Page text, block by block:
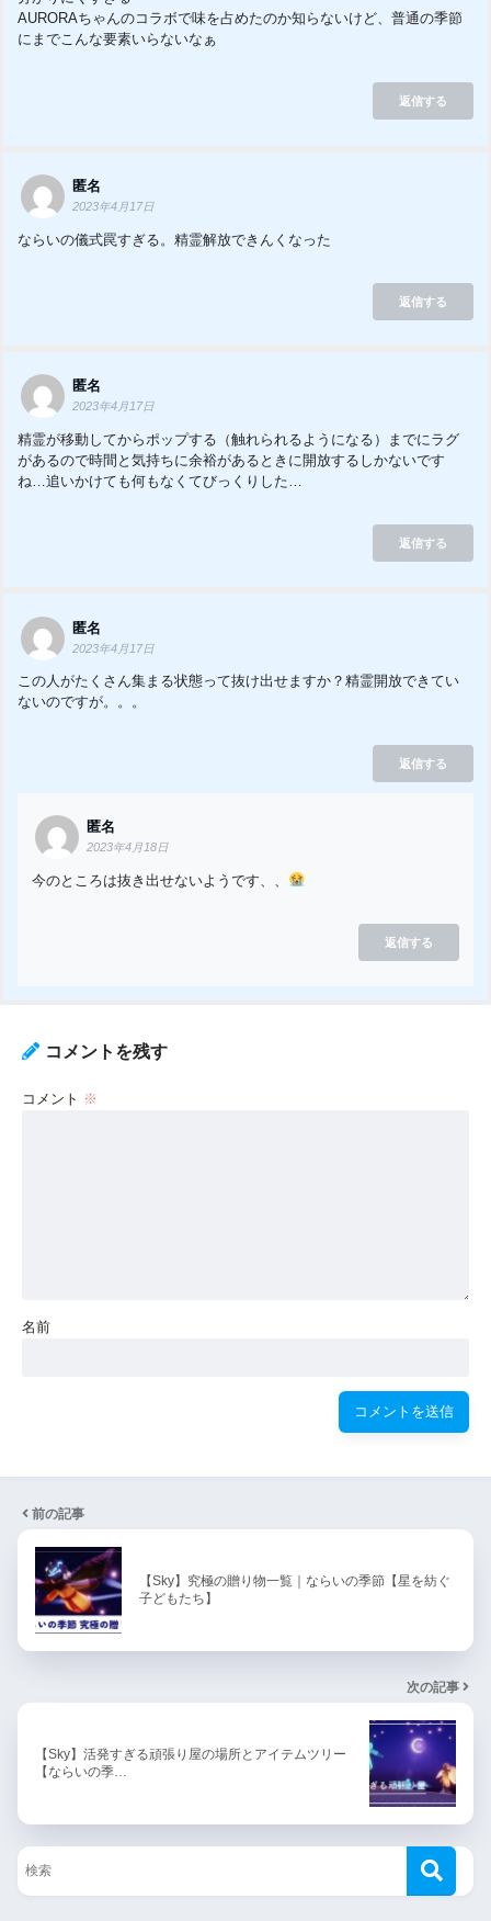
AURORAちゃんのコラボで味を占めたのか知らないけど、普通の季節
にまでこんな要素いらないなぁ
返信する
匿名
2023年4月17日
ならいの儀式罠すぎる。精霊解放できんくなった
返信する
匿名
2023年4月17日
精霊が移動してからポップする（触れられるようになる）までにラグ
があるので時間と気持ちに余裕があるときに開放するしかないです
ね…追いかけても何もなくてびっくりした…
返信する
匿名
2023年4月17日
この人がたくさん集まる状態って抜け出せますか？精霊開放できてい
ないのですが。。。
返信する
匿名
2023年4月18日
今のところは抜き出せないようです、、
返信する
コメントを残す
コメント ※
名前
前の記事
【Sky】究極の贈り物一覧｜ならいの季節【星を紡ぐ
子どもたち】
次の記事
【Sky】活発すぎる頑張り屋の場所とアイテムツリー
【ならいの季…